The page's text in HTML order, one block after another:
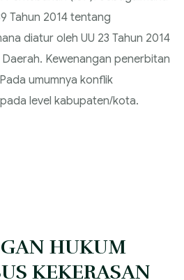
Tahun 2014 tentang
diatur oleh UU 23 Tahun 2014
Kewenangan penerbitan
umumnya konflik
level kabupaten/kota.
HUKUM
KEKERASAN